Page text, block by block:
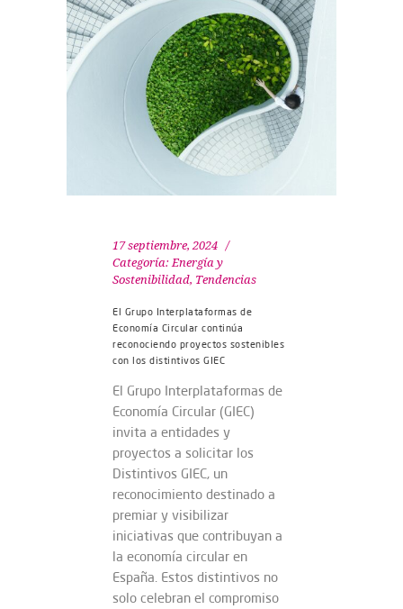
17 septiembre, 2024
Categoría: Energía y
Sostenibilidad, Tendencias
El Grupo Interplataformas de
Economía Circular continúa
reconociendo proyectos sostenibles
con los distintivos GIEC
El Grupo Interplataformas de
Economía Circular (GIEC)
invita a entidades y
proyectos a solicitar los
Distintivos GIEC, un
reconocimiento destinado a
premiar y visibilizar
iniciativas que contribuyan a
la economía circular en
España. Estos distintivos no
solo celebran el compromiso